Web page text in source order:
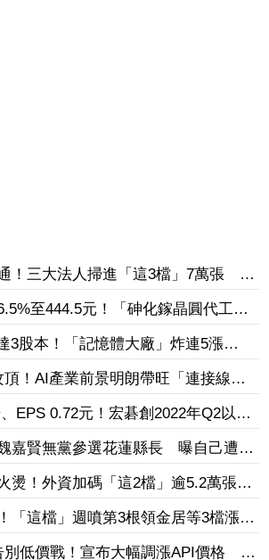
！三大法人掃進「這3檔」7萬張 砸
補貨南亞科
至444.5元！「砷化鎵晶圓代工
創4年半新高 1.6T光通訊開始貢獻營
3股本！「記憶體大廠」炸連5漲
近1.8萬張抱回31.5億元
！AI產業前景明朗帶旺「連接線束
外資目標價喊上3665元
EPS 0.72元！宏碁創2022年Q2以來
將發表AI PC新品
嘉賢無黨參選花蓮縣長 曝自己遭打
水塔還被投毒「次氯酸鈉」
燙！外資加碼「這2檔」逾5.2萬張
17億元、近5日大漲40%
「這檔」週噴第3根領金居等3檔漲
51.5%、景碩累漲48%
別低價戰！宣布大幅調漲API價格 AI